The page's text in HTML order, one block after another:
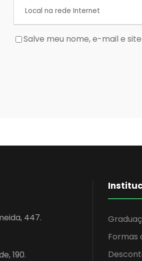
Salve meu nome, e-mail e
447.
190.
Formas